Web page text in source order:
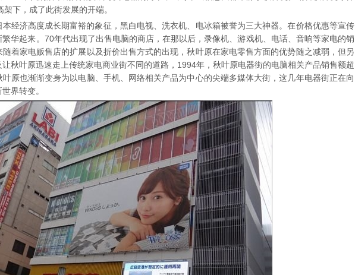
下，成了此街发展的开端。
经济高度成长期富裕的象征，黑白电视、洗衣机、电冰箱被誉为三大神器。在价格优惠等宣传
华起来。70年代出现了出售电脑的商店，在那以后，录像机、游戏机、电话、音响等家电的销
着家电贩售店的扩展以及折价出售方式的出现，秋叶原在家电零售方面的优势随之减弱，但另
秋叶原迅速走上传统家电商业街不同的道路，1994年，秋叶原电器街的电脑相关产品销售额超
原也渐渐变身为以电脑、手机、网络相关产品为中心的尖端多媒体大街，这几年电器街正在向
界转变。